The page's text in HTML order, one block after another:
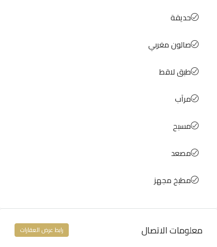
حديقة
صالون مغربي
طبق لاقط
مرآب
مسبح
مصعد
مطبخ مجهز
معلومات الاتصال رابط عرض العقارات